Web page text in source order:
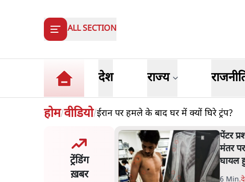
ALL SECTION
देश राज्य
होम/वीडियो/ईरान पर हमले के बाद घर में क्यों घिरे ट्रंप?
ट्रेंडिंग
ख़बर
किया जा रहा है, पर मोदी-
बोलने की हिम्मत नहीं'- राहुल
पेंटर
मंतर
घायल
6 Min.